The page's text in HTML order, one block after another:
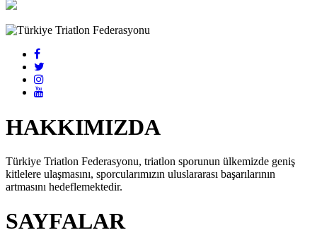
HAKKIMIZDA
Türkiye Triatlon Federasyonu, triatlon sporunun ülkemizde geniş
kitlelere ulaşmasını, sporcularımızın uluslararası başarılarının
artmasını hedeflemektedir.
SAYFALAR